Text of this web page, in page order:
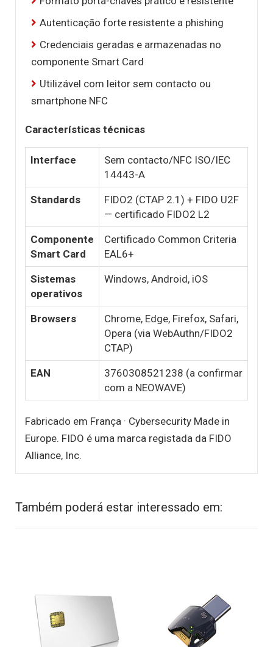
Autenticação forte resistente a phishing
Credenciais geradas e armazenadas no
componente Smart Card
Utilizável com leitor sem contacto ou
smartphone NFC
Características técnicas
Interface
Sem contacto/NFC ISO/IEC
14443-A
Standards
FIDO2 (CTAP 2.1) + FIDO U2F
— certificado FIDO2 L2
Componente
Smart Card
Certificado Common Criteria
EAL6+
Sistemas
operativos
Windows, Android, iOS
Browsers
Chrome, Edge, Firefox, Safari,
Opera (via WebAuthn/FIDO2
CTAP)
EAN 3760308521238 (a confirmar
com a NEOWAVE)
Fabricado em França · Cybersecurity Made in
Europe. FIDO é uma marca registada da FIDO
Alliance, Inc.
Também poderá estar interessado em: